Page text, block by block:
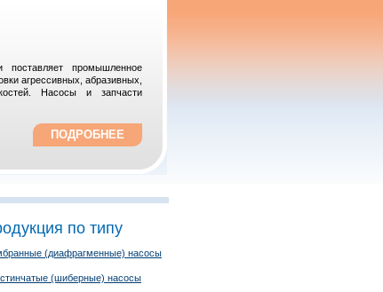
промышленное
агрессивных, абразивных,
Насосы и запчасти
ПОДРОБНЕЕ
по типу
(диафрагменные) насосы
(шиберные) насосы